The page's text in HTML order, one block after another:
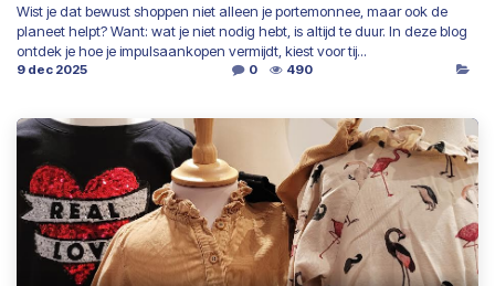
Wist je dat bewust shoppen niet alleen je portemonnee, maar ook de
planeet helpt? Want: wat je niet nodig hebt, is altijd te duur. In deze blog
ontdek je hoe je impulsaankopen vermijdt, kiest voor tij...
9 dec 2025 0 490